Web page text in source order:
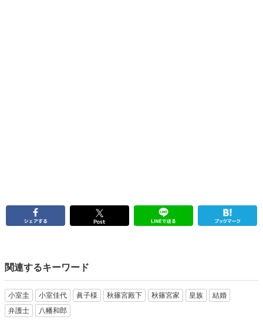
関連するキーワード
小室圭 小室佳代 眞子様 秋篠宮殿下 秋篠宮家 皇族
結婚
弁護士
八幡和郎